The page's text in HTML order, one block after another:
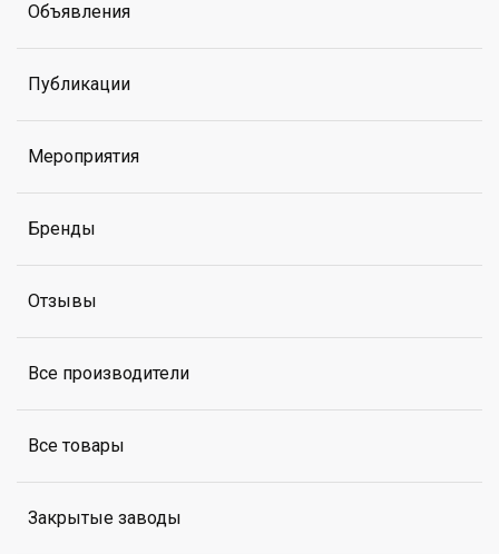
Объявления
Публикации
Мероприятия
Бренды
Отзывы
Все производители
Все товары
Закрытые заводы